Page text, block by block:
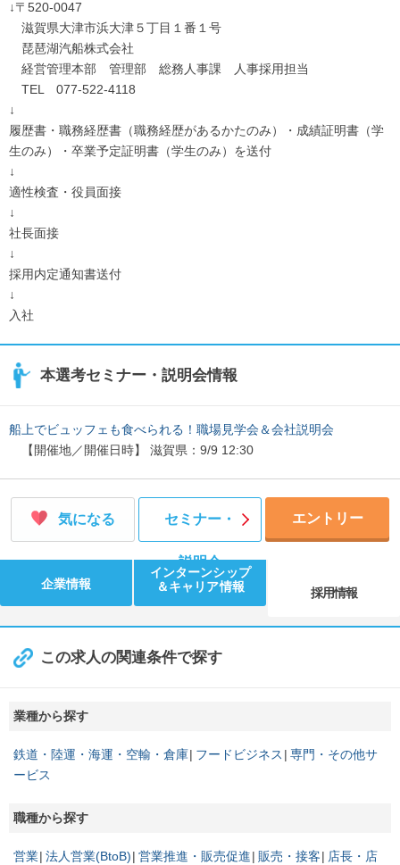
↓〒520-0047
滋賀県大津市浜大津５丁目１番１号
琵琶湖汽船株式会社
経営管理本部 管理部 総務人事課 人事採用担当
TEL 077-522-4118
↓
履歴書・職務経歴書（職務経歴があるかたのみ）・成績証明書（学
生のみ）・卒業予定証明書（学生のみ）を送付
↓
適性検査・役員面接
↓
社長面接
↓
採用内定通知書送付
↓
入社
本選考セミナー・説明会情報
船上でビュッフェも食べられる！職場見学会＆会社説明会
【開催地／開催日時】 滋賀県：9/9 12:30
気になる セミナー・
説明会
エントリー
企業情報
インターンシップ
＆キャリア情報
採用情報
この求人の関連条件で探す
業種から探す
鉄道・陸運・海運・空輸・倉庫 フードビジネス
専門・その他サ
ービス
職種から探す
営業 法人営業(BtoB) 営業推進・販売促進 販売・接客
店長・店